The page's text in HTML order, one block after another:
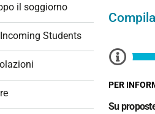
PER
Su
il soggiorno
Students